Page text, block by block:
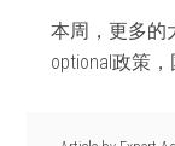
本周，更多的
optional政策